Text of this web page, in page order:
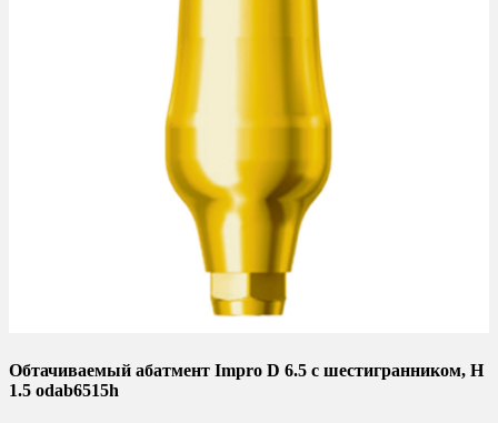
Обтачиваемый абатмент Impro D 6.5 с шестигранником, H
1.5 odab6515h